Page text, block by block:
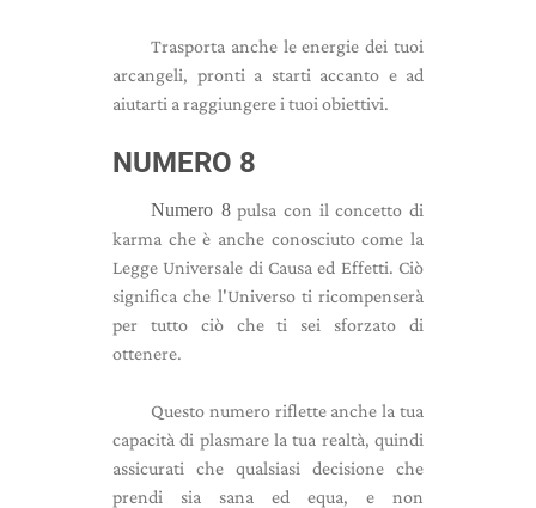
Trasporta anche le energie dei tuoi
arcangeli, pronti a starti accanto e ad
aiutarti a raggiungere i tuoi obiettivi.
NUMERO 8
Numero 8pulsa con il concetto di
karma che è anche conosciuto come la
Legge Universale di Causa ed Effetti. Ciò
significa che l'Universo ti ricompenserà
per tutto ciò che ti sei sforzato di
ottenere.
Questo numero riflette anche la tua
capacità di plasmare la tua realtà, quindi
assicurati che qualsiasi decisione che
prendi sia sana ed equa, e non